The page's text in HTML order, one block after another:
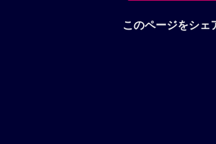
このページをシェ